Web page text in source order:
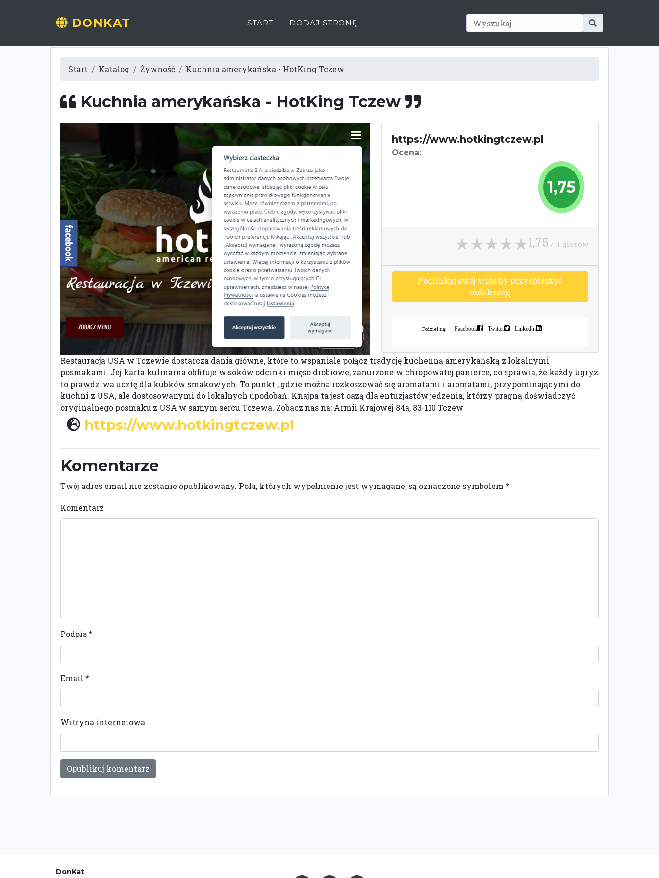
DONKAT START DODAJ STRONĘ
Start Katalog Żywność Kuchnia amerykańska - HotKing Tczew
Kuchnia amerykańska - HotKing Tczew
https://www.hotkingtczew.pl
Ocena:
1,75
1,75 / 4 głosów
Podlinkuj swój wpisby przyśpieszyć
indeksację
Podziel się: Facebook Twitter LinkedIn
Restauracja USA w Tczewie dostarcza dania główne, które to wspaniale połącz tradycję kuchenną amerykańską z lokalnymi
posmakami. Jej karta kulinarna obfituje w soków odcinki mięso drobiowe, zanurzone w chropowatej panierce, co sprawia, że każdy ugryz
to prawdziwa ucztę dla kubków smakowych. To punkt , gdzie można rozkoszować się aromatami i aromatami, przypominającymi do
kuchni z USA, ale dostosowanymi do lokalnych upodobań. Knajpa ta jest oazą dla entuzjastów jedzenia, którzy pragną doświadczyć
oryginalnego posmaku z USA w samym sercu Tczewa. Zobacz nas na: Armii Krajowej 84a, 83-110 Tczew
https://www.hotkingtczew.pl
Komentarze
Twój adres email nie zostanie opublikowany. Pola, których wypełnienie jest wymagane, są oznaczone symbolem *
Komentarz
Podpis*
Email *
Witryna internetowa
DonKat